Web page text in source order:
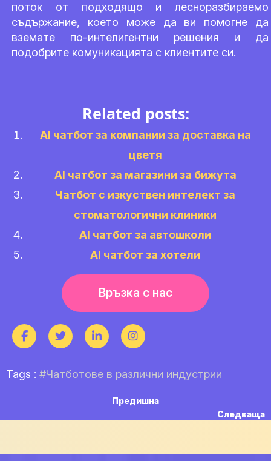
поток от подходящо и лесноразбираемо
съдържание, което може да ви помогне да
вземате по-интелигентни решения и да
подобрите комуникацията с клиентите си.
Related posts:
AI чатбот за компании за доставка на
цветя
AI чатбот за магазини за бижута
Чатбот с изкуствен интелект за
стоматологични клиники
AI чатбот за автошколи
AI чатбот за хотели
Връзка с нас
Tags : #Чатботове в различни индустрии
ПредишнаPrevious
Следваща